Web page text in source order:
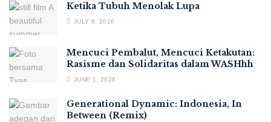
Ketika Tubuh Menolak Lupa
JULY 9, 2026
Mencuci Pembalut, Mencuci Ketakutan:
Rasisme dan Solidaritas dalam WASHhh
JUNE 1, 2026
Generational Dynamic: Indonesia, In
Between (Remix)